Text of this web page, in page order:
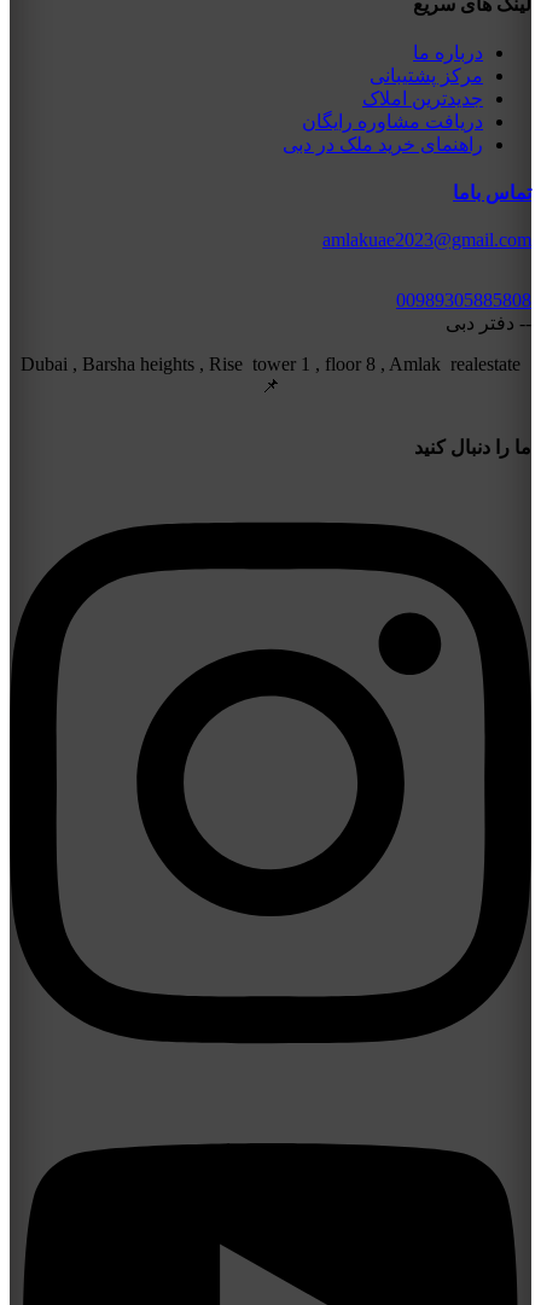
درباره ما
مرکز پشتیبانی
جدیدترین املاک
دریافت مشاوره رایگان
راهنمای خرید ملک در دبی
تماس باما
amlakuae2023@gmail.com
00989305885808
-- دفتر دبی
Dubai , Barsha heights , Rise tower 1 , floor 8 , Amlak realestate
📌
ما را دنبال کنید